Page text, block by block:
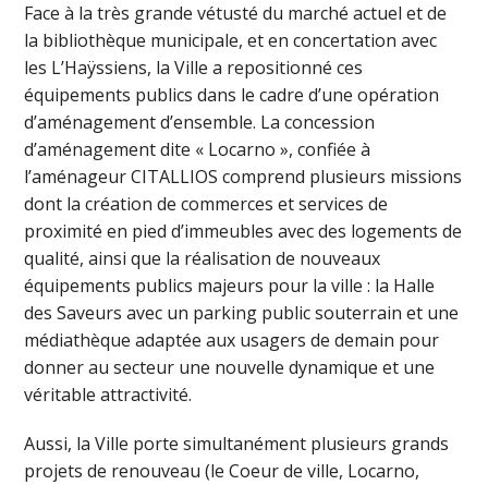
Face à la très grande vétusté du marché actuel et de
la bibliothèque municipale, et en concertation avec
les L’Haÿssiens, la Ville a repositionné ces
équipements publics dans le cadre d’une opération
d’aménagement d’ensemble. La concession
d’aménagement dite « Locarno », confiée à
l’aménageur CITALLIOS comprend plusieurs missions
dont la création de commerces et services de
proximité en pied d’immeubles avec des logements de
qualité, ainsi que la réalisation de nouveaux
équipements publics majeurs pour la ville : la Halle
des Saveurs avec un parking public souterrain et une
médiathèque adaptée aux usagers de demain pour
donner au secteur une nouvelle dynamique et une
véritable attractivité.
Aussi, la Ville porte simultanément plusieurs grands
projets de renouveau (le Coeur de ville, Locarno,